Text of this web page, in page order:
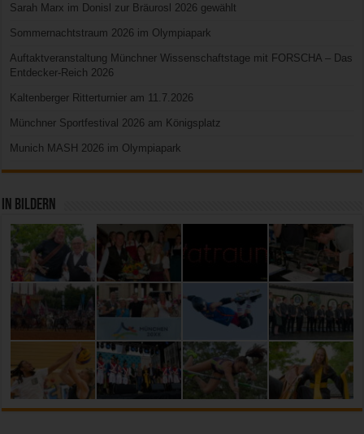
Sarah Marx im Donisl zur Bräurosl 2026 gewählt
Sommernachtstraum 2026 im Olympiapark
Auftaktveranstaltung Münchner Wissenschaftstage mit FORSCHA – Das
Entdecker-Reich 2026
Kaltenberger Ritterturnier am 11.7.2026
Münchner Sportfestival 2026 am Königsplatz
Munich MASH 2026 im Olympiapark
In Bildern